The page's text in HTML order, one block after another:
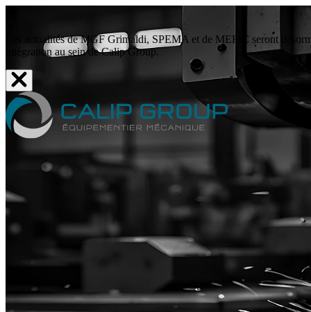
Les actualités de MGF Grimaldi, SPEMA et de MEFIC seront
intégration au sein de Calip Group.